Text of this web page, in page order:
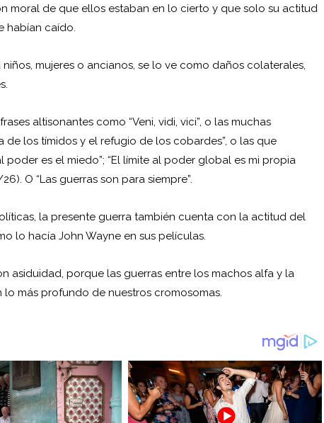
moral de que ellos estaban en lo cierto y que solo su actitud
habían caído.
mujeres o ancianos, se lo ve como daños colaterales,
altisonantes como “Veni, vidi, vici”, o las muchas
de los tímidos y el refugio de los cobardes”, o las que
es el miedo”; “El límite al poder global es mi propia
O “Las guerras son para siempre”.
la presente guerra también cuenta con la actitud del
lo hacía John Wayne en sus películas.
asiduidad, porque las guerras entre los machos alfa y la
más profundo de nuestros cromosomas.